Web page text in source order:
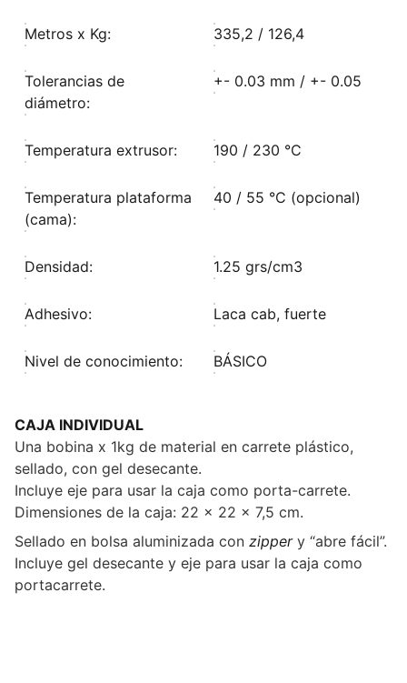
Metros x Kg: 335,2 / 126,4
Tolerancias de
diámetro:
+- 0.03 mm / +- 0.05
Temperatura extrusor: 190 / 230 °C
Temperatura plataforma
(cama):
40 / 55 °C (opcional)
Densidad: 1.25 grs/cm3
Adhesivo: Laca cab, fuerte
Nivel de conocimiento: BÁSICO
CAJA INDIVIDUAL
Una bobina x 1kg de material en carrete plástico,
sellado, con gel desecante.
Incluye eje para usar la caja como porta-carrete.
Dimensiones de la caja: 22 x 22 x 7,5 cm.
Sellado en bolsa aluminizada con zippery “abre fácil”.
Incluye gel desecante y eje para usar la caja como
portacarrete.